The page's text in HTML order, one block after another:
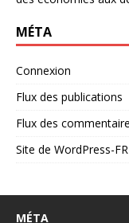
MÉTA
Connexion
Flux des publications
Flux des
Site de WordPress-FR
MÉTA